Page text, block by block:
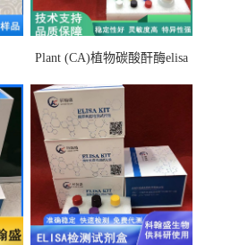
Plant (CA)植物碳酸酐酶elisa